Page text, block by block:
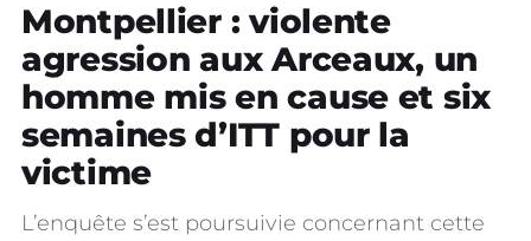
Montpellier : violente
agression aux Arceaux, un
homme mis en cause et six
semaines d’ITT pour la
victime
L’enquête s’est poursuivie concernant cette